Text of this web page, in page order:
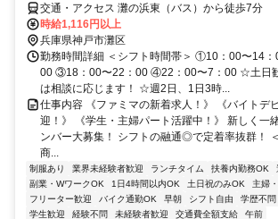
交通・アクセス 灘の浜東（バス）から徒歩7分
時給1,116円以上
兵庫県神戸市灘区
勤務時間詳細 ＜シフト時間帯＞ ①10：00〜14
00 ③18：00〜22：00 ④22：00〜7：00 ☆土日
は相談に応じます！ ☆週2日、1日3時...
仕事内容 《ファミマの新着求人！》 《バイトデ
迎！》 《学生・主婦パート活躍中！》 新しく一
ンバー大募集！ シフトの融通◎で定着率抜群！
商...
制服あり 業界未経験者歓迎 ランチタイム 扶養内勤務OK
副業・WワークOK
1日4時間以内OK 土日祝のみOK
主婦
フリーター歓迎
バイク通勤OK 早朝 シフト自由 学歴不問
学生歓迎
経験不問 未経験者歓迎 交通費全額支給 午前